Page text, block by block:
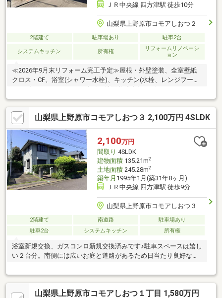
ＪＲ中央線 四方津駅 徒歩10分
山梨県上野原市コモアしおつ２
2階建て 駐車場あり 駐車2台
システムキッチン 所有権
リフォームリノベーシ
ョン
≪2026年9月末リフォーム完工予定≫屋根・外壁塗装、全室壁紙
クロス・CF、浴室(シャワー水栓)、キッチン(水栓、レンジフー
(1F/2F)、ふすま、畳表替、障子、TVモニター付きインターホン、
給湯器、室内クリーニングetc... まずは【資料請求する】から簡
単にお問い合わせできます。《週末は家族でゆったり過ごせる住
空間》ゆとりある間取りで、週末にはご家族と穏やかな時間を楽
しめる住環境です。小学校やスーパー等の生活施設が徒歩圏内に
揃い、毎日の暮らしもスムーズ。子育て世帯にも安心の利便性と
住み心地を兼ね備えています。
山梨県上野原市コモアしおつ３ 2,100万円 4SLDK
2,100万円
間取り 4SLDK
建物面積135.21m2
土地面積245.28m2
築年月 1995年1月(築31年8ヶ月)
ＪＲ中央線 四方津駅 徒歩9分
山梨県上野原市コモアしおつ３
2階建て 南道路
駐車場あり
駐車2台
システムキッチン 所有権
浴室新規交換、ガスコンロ新規交換済みです♪駐車スペースは嬉し
い２台分。南側には広いお庭と道路があるため日当たり良好な物
山梨県上野原市コモアしおつ１丁目 1,580万円